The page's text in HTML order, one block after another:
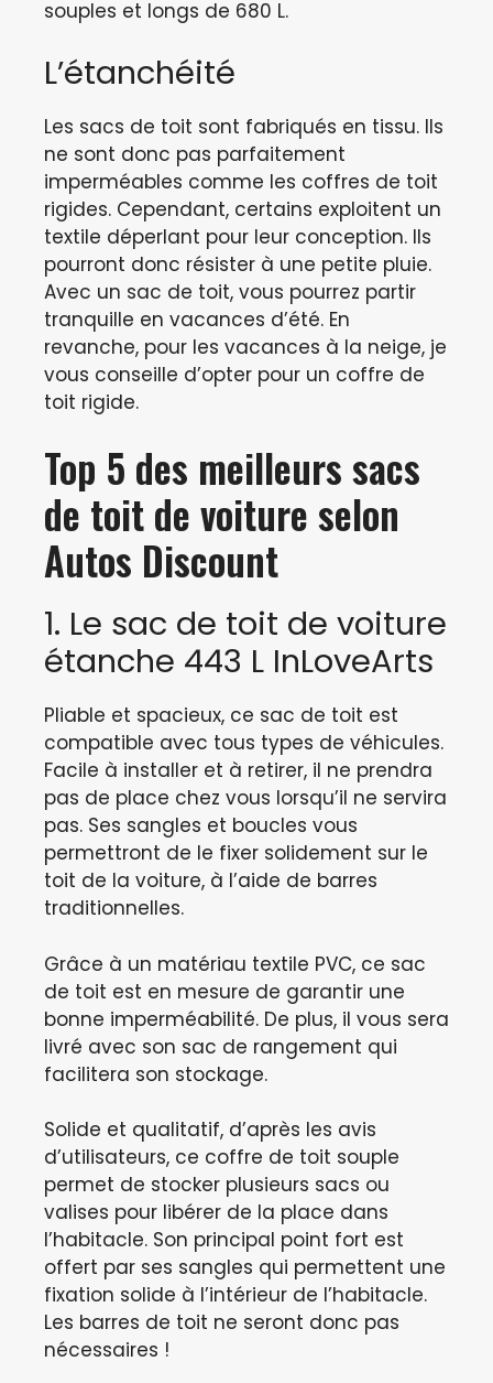
souples et longs de 680 L.
L’étanchéité
Les sacs de toit sont fabriqués en tissu. Ils
ne sont donc pas parfaitement
imperméables comme les coffres de toit
rigides. Cependant, certains exploitent un
textile déperlant pour leur conception. Ils
pourront donc résister à une petite pluie.
Avec un sac de toit, vous pourrez partir
tranquille en vacances d’été. En
revanche, pour les vacances à la neige, je
vous conseille d’opter pour un coffre de
toit rigide.
Top 5 des meilleurs sacs
de toit de voiture selon
Autos Discount
1. Le sac de toit de voiture
étanche 443 L InLoveArts
Pliable et spacieux, ce sac de toit est
compatible avec tous types de véhicules.
Facile à installer et à retirer, il ne prendra
pas de place chez vous lorsqu’il ne servira
pas. Ses sangles et boucles vous
permettront de le fixer solidement sur le
toit de la voiture, à l’aide de barres
traditionnelles.
Grâce à un matériau textile PVC, ce sac
de toit est en mesure de garantir une
bonne imperméabilité. De plus, il vous sera
livré avec son sac de rangement qui
facilitera son stockage.
Solide et qualitatif, d’après les avis
d’utilisateurs, ce coffre de toit souple
permet de stocker plusieurs sacs ou
valises pour libérer de la place dans
l’habitacle. Son principal point fort est
offert par ses sangles qui permettent une
fixation solide à l’intérieur de l’habitacle.
Les barres de toit ne seront donc pas
nécessaires !